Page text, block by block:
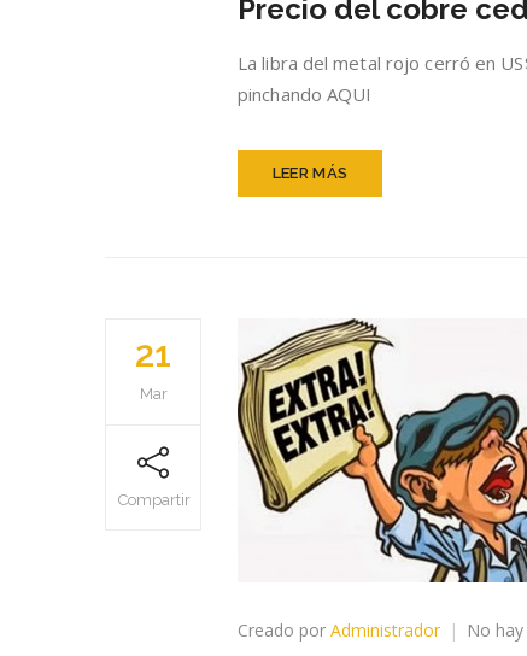
Precio del cobre
La libra del metal rojo cerró en
pinchando AQUI
LEER MÁS
21
Mar
Compartir
Creado por Administrador No